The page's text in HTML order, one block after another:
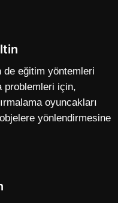
de eğitim yöntemleri
problemleri için,
oyuncakları
yönlendirmesine